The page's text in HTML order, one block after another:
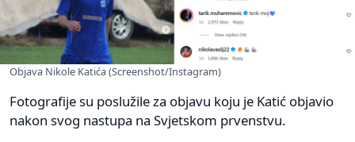
Objava Nikole Katića (Screenshot/Instagram)
Fotografije su poslužile za objavu koju je Katić objavio
nakon svog nastupa na Svjetskom prvenstvu.